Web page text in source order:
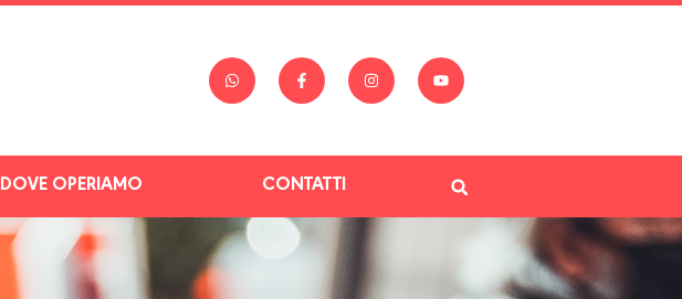
DOVE OPERIAMO CONTATTI